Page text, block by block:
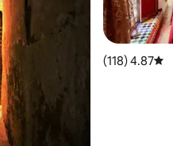
דירוג ממוצע של 4.87 מתוך 5, 118 ביקורות
4.87 (118)